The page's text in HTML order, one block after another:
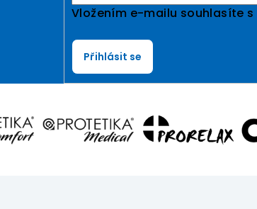
Vložením e-mailu souhlasíte s
Přihlásit se